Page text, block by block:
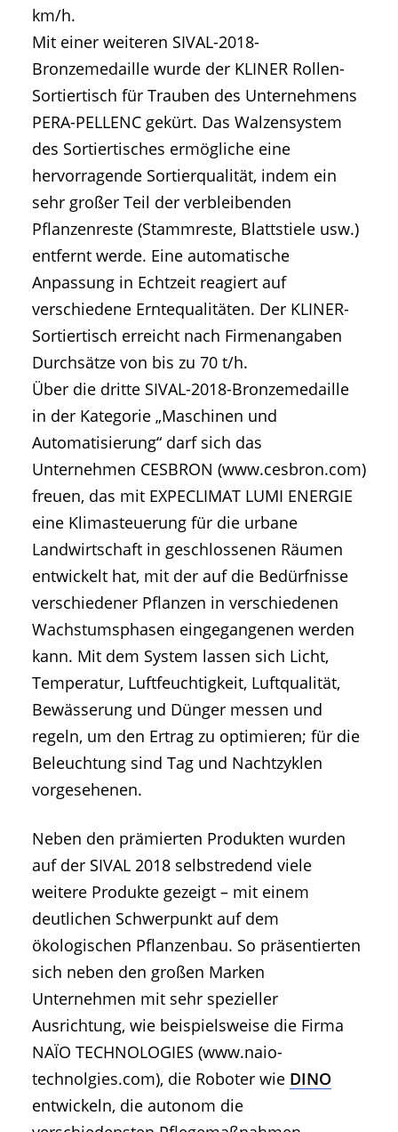
km/h.
Mit einer weiteren SIVAL-2018-
Bronzemedaille wurde der KLINER Rollen-
Sortiertisch für Trauben des Unternehmens
PERA-PELLENC gekürt. Das Walzensystem
des Sortiertisches ermögliche eine
hervorragende Sortierqualität, indem ein
sehr großer Teil der verbleibenden
Pflanzenreste (Stammreste, Blattstiele usw.)
entfernt werde. Eine automatische
Anpassung in Echtzeit reagiert auf
verschiedene Erntequalitäten. Der KLINER-
Sortiertisch erreicht nach Firmenangaben
Durchsätze von bis zu 70 t/h.
Über die dritte SIVAL-2018-Bronzemedaille
in der Kategorie „Maschinen und
Automatisierung“ darf sich das
Unternehmen CESBRON (www.cesbron.com)
freuen, das mit EXPECLIMAT LUMI ENERGIE
eine Klimasteuerung für die urbane
Landwirtschaft in geschlossenen Räumen
entwickelt hat, mit der auf die Bedürfnisse
verschiedener Pflanzen in verschiedenen
Wachstumsphasen eingegangenen werden
kann. Mit dem System lassen sich Licht,
Temperatur, Luftfeuchtigkeit, Luftqualität,
Bewässerung und Dünger messen und
regeln, um den Ertrag zu optimieren; für die
Beleuchtung sind Tag und Nachtzyklen
vorgesehenen.
Neben den prämierten Produkten wurden
auf der SIVAL 2018 selbstredend viele
weitere Produkte gezeigt – mit einem
deutlichen Schwerpunkt auf dem
ökologischen Pflanzenbau. So präsentierten
sich neben den großen Marken
Unternehmen mit sehr spezieller
Ausrichtung, wie beispielsweise die Firma
NAÏO TECHNOLOGIES (www.naio-
technolgies.com), die Roboter wie DINO
entwickeln, die autonom die